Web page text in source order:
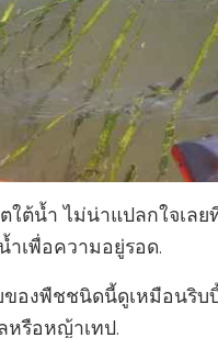
ต้น้ำ ไม่น่าแปลกใจเล
เพื่อความอยู่รอด.
องพืชชนิดนี้ดูเหมือนริบ
หรือหญ้าเทป.